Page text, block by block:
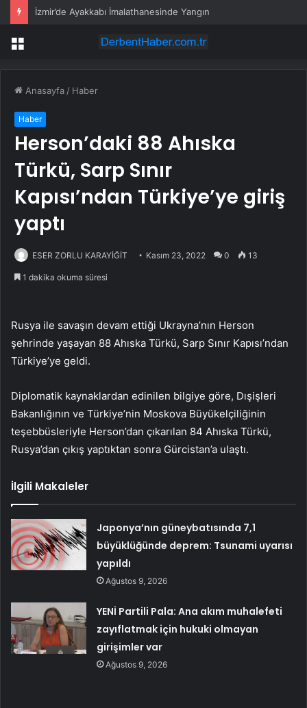
İzmir’de Ayakkabı İmalathanesinde Yangın
Menü
Anasayfa / Haber
Haber
Herson’daki 88 Ahıska
Türkü, Sarp Sınır
Kapısı’ndan Türkiye’ye giriş
yaptı
ESER ZORLU KARAYİĞİT Kasım 23, 2022 0 13
1 dakika okuma süresi
Rusya ile savaşın devam ettiği Ukrayna’nın Herson
şehrinde yaşayan 88 Ahıska Türkü, Sarp Sınır Kapısı’ndan
Türkiye’ye geldi.
Diplomatik kaynaklardan edinilen bilgiye göre, Dışişleri
Bakanlığının ve Türkiye’nin Moskova Büyükelçiliğinin
teşebbüsleriyle Herson’dan çıkarılan 84 Ahıska Türkü,
Rusya’dan çıkış yaptıktan sonra Gürcistan’a ulaştı.
İlgili Makaleler
Japonya’nın güneybatısında 7,1
büyüklüğünde deprem: Tsunami uyarısı
yapıldı
Ağustos 9, 2026
YENİ Partili Pala: Ana akım muhalefeti
zayıflatmak için hukuki olmayan
girişimler var
Ağustos 9, 2026